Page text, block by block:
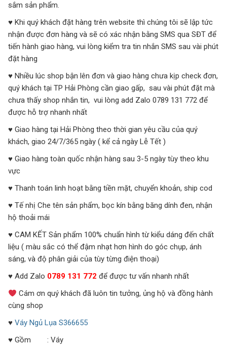
sắm sản phẩm.
♥ Khi quý khách đặt hàng trên website thì chúng tôi sẽ lập tức
nhận được đơn hàng và sẽ có xác nhận bằng SMS qua SĐT để
tiến hành giao hàng, vui lòng kiểm tra tin nhắn SMS sau vài phút
đặt hàng
♥ Nhiều lúc shop bận lên đơn và giao hàng chưa kịp check đơn,
quý khách tại TP Hải Phòng cần giao gấp, sau vài phút đặt mà
chưa thấy shop nhắn tin, vui lòng add Zalo 0789 131 772 để
được hỗ trợ nhanh nhất
♥ Giao hàng tại Hải Phòng theo thời gian yêu cầu của quý
khách, giao 24/7/365 ngày ( kể cả ngày Lễ Tết )
♥ Giao hàng toàn quốc nhận hàng sau 3-5 ngày tùy theo khu
vực
♥ Thanh toán linh hoạt bằng tiền mặt, chuyển khoản, ship cod
♥ Tế nhị Che tên sản phẩm, bọc kín bằng băng dính đen, nhận
hộ thoải mái
♥ CAM KẾT Sản phẩm 100% chuẩn hình từ kiểu dáng đến chất
liệu ( màu sắc có thể đậm nhạt hơn hình do góc chụp, ánh
sáng, và độ phân giải của tùy từng điện thoại)
♥ Add Zalo 0789 131 772 để được tư vấn nhanh nhất
Cám ơn quý khách đã luôn tin tưởng, ủng hộ và đồng hành
cùng shop
♥ Váy Ngủ Lụa S366655
♥ Gồm : Váy